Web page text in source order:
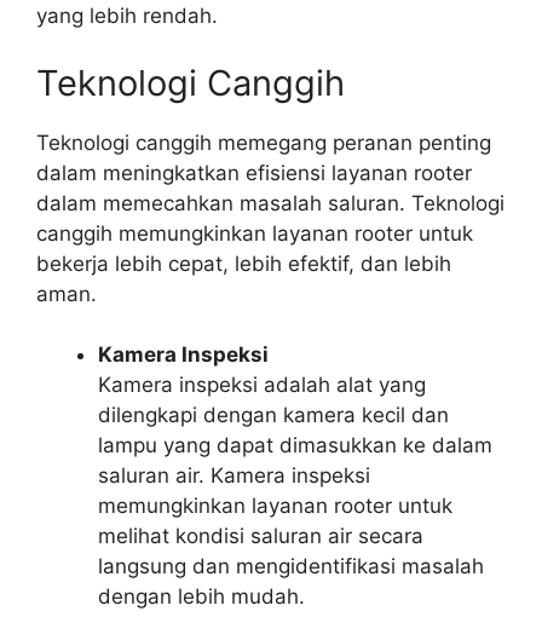
yang lebih rendah.
Teknologi Canggih
Teknologi canggih memegang peranan penting
dalam meningkatkan efisiensi layanan rooter
dalam memecahkan masalah saluran. Teknologi
canggih memungkinkan layanan rooter untuk
bekerja lebih cepat, lebih efektif, dan lebih
aman.
Kamera Inspeksi
Kamera inspeksi adalah alat yang
dilengkapi dengan kamera kecil dan
lampu yang dapat dimasukkan ke dalam
saluran air. Kamera inspeksi
memungkinkan layanan rooter untuk
melihat kondisi saluran air secara
langsung dan mengidentifikasi masalah
dengan lebih mudah.